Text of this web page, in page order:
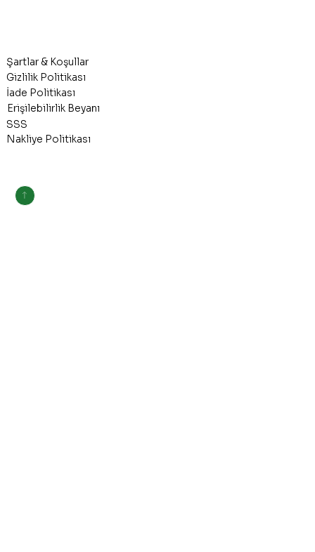
Şartlar & Koşullar
Gizlilik Politikası
İade Politikası
Erişilebilirlik Beyanı
Nakliye Politikası
SSS